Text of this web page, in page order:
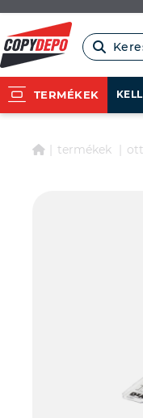
TERMÉKEK
termékek